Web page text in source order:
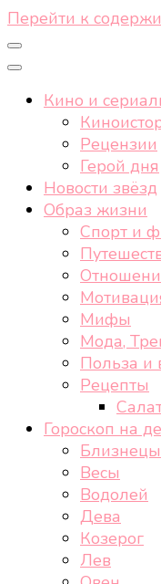
Перейти к
Кино и
Рецензии
Герой дня
Новости звёзд
Образ жизни
Спорт и
Мифы
Мода,
Польза и
Рецепты
Гороскоп на
Близнецы
Весы
Водолей
Дева
Козерог
Лев